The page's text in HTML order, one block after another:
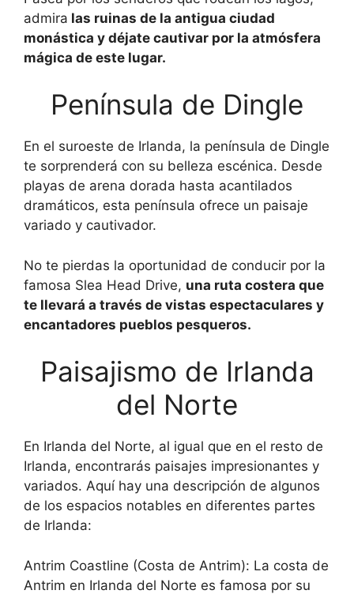
admira las ruinas de la antigua ciudad
monástica y déjate cautivar por la atmósfera
mágica de este lugar.
Península de Dingle
En el suroeste de Irlanda, la península de Dingle
te sorprenderá con su belleza escénica. Desde
playas de arena dorada hasta acantilados
dramáticos, esta península ofrece un paisaje
variado y cautivador.
No te pierdas la oportunidad de conducir por la
famosa Slea Head Drive, una ruta costera que
te llevará a través de vistas espectaculares y
encantadores pueblos pesqueros.
Paisajismo de Irlanda
del Norte
En Irlanda del Norte, al igual que en el resto de
Irlanda, encontrarás paisajes impresionantes y
variados. Aquí hay una descripción de algunos
de los espacios notables en diferentes partes
de Irlanda:
Antrim Coastline (Costa de Antrim): La costa de
Antrim en Irlanda del Norte es famosa por su